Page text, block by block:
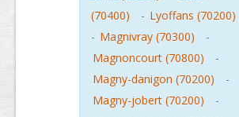
(70400)
- Lyoffans (70200)
- Magnivray (70300)
-
Magnoncourt (70800)
-
Magny-danigon (70200)
-
Magny-jobert (70200)
-